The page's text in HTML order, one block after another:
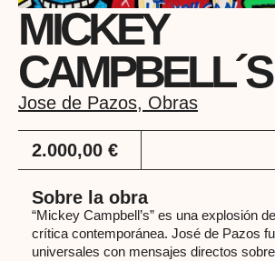
MICKEY
CAMPBELL´S
Jose de Pazos, Obras
2.000,00 €
Sobre la obra
“Mickey Campbell’s” es una explosión
crítica contemporánea. José de Pazos
universales con mensajes directos